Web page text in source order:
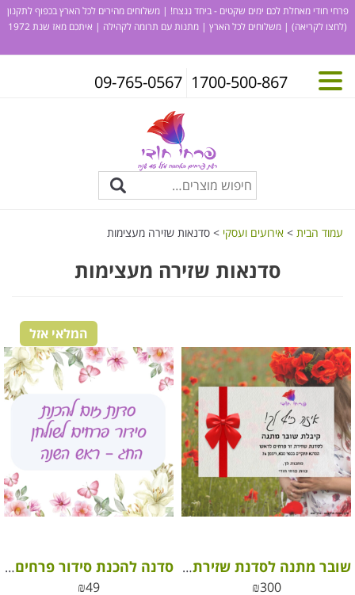
פרחי חודי מאחלת לכם ימים שקטים - ביחד ננצח! | משלוחים מהירים לכל הארץ בכפוף לתקנון
(לחצו לקריאה) | משלוחים לכל הארץ | מתנות עם תרומה לקהילה | איתכם מאז שנת 1972
1700-500-867
09-765-0567
עמוד הבית > אירועים ועסקי > סדנאות שזירה מעצימות
סדנאות שזירה מעצימות
שובר מתנה לסדנת שזירת זר פרחים לראש
₪300
המלאי אזל
סדנה להכנת סידור פרחים לראש השנה – אינטרנטית
₪49